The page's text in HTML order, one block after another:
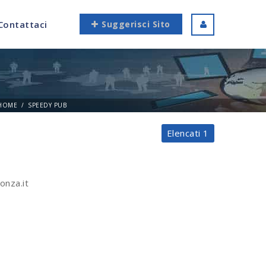
Suggerisci Sito
SPEEDY PUB
Elencati 1